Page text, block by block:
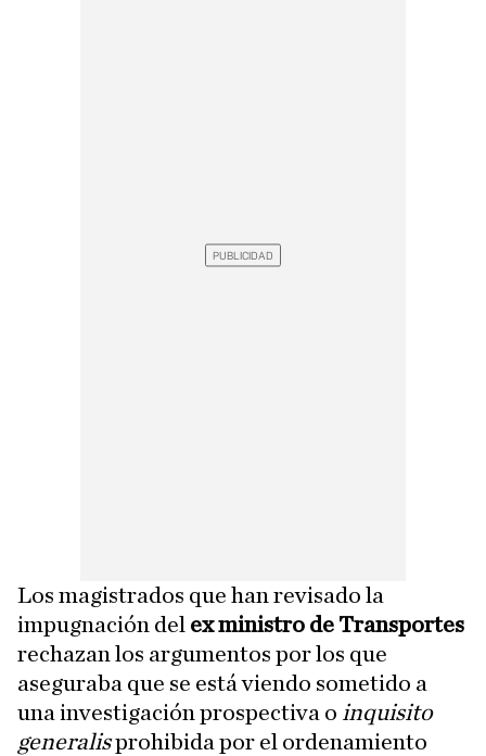
Los magistrados que han revisado la
impugnación del ex ministro de Transportes
rechazan los argumentos por los que
aseguraba que se está viendo sometido a
una investigación prospectiva o inquisito
generalisprohibida por el ordenamiento